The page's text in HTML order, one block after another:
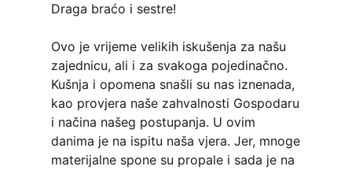
Draga braćo i sestre!
Ovo je vrijeme velikih iskušenja za našu
zajednicu, ali i za svakoga pojedinačno.
Kušnja i opomena snašli su nas iznenada,
kao provjera naše zahvalnosti Gospodaru
i načina našeg postupanja. U ovim
danima je na ispitu naša vjera. Jer, mnoge
materijalne spone su propale i sada je na